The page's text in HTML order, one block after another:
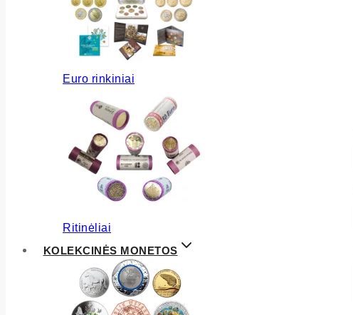
Euro rinkiniai
Ritinėliai
KOLEKCINĖS MONETOS